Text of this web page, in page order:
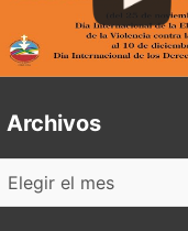
Archivos
Archivos